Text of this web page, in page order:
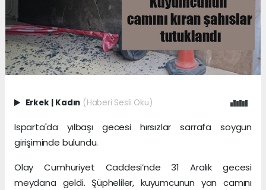
Erkek | Kadın (Haberi Sesli Oku)
Isparta'da yılbaşı gecesi hırsızlar sarrafa soygun
girişiminde bulundu.
Olay Cumhuriyet Caddesi’nde 31 Aralık gecesi
meydana geldi. Şüpheliler, kuyumcunun yan camını